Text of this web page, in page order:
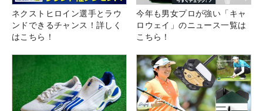
ネクストヒロイン選手とラウ
ンドできるチャンス！詳しく
はこちら！
今年も男女プロが強い「キャ
ロウェイ」のニュース一覧は
こちら！